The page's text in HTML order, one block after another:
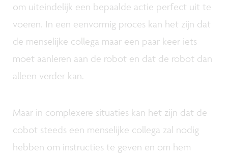
om uiteindelijk een bepaalde actie perfect uit te
voeren. In een eenvormig proces kan het zijn dat
de menselijke collega maar een paar keer iets
moet aanleren aan de robot en dat de robot dan
alleen verder kan.
Maar in complexere situaties kan het zijn dat de
cobot steeds een menselijke collega zal nodig
hebben om instructies te geven en om hem